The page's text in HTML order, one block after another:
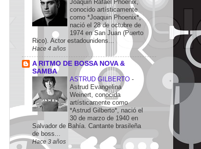
Joaquin Rafael Phoenix,
conocido artísticamente
como *Joaquin Phoenix*,
nació el 28 de octubre de
1974 en San Juan (Puerto
Rico). Actor estadounidens...
Hace 4 años
A RITMO DE BOSSA NOVA &
SAMBA
ASTRUD GILBERTO -
Astrud Evangelina
Weinert, conocida
artísticamente como
*Astrud Gilberto*, nació el
30 de marzo de 1940 en
Salvador de Bahía. Cantante brasileña
de boss...
Hace 3 años